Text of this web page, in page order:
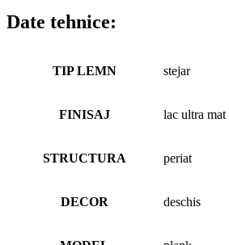
Date tehnice:
TIP LEMN stejar
FINISAJ lac ultra mat
STRUCTURA periat
DECOR deschis